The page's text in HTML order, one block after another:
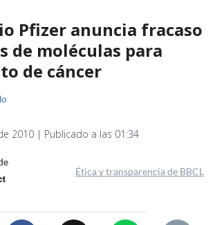
Pfizer anuncia fracaso
de moléculas para
de cáncer
2010 | Publicado a las 01:34
Ética y transparencia de BBCL